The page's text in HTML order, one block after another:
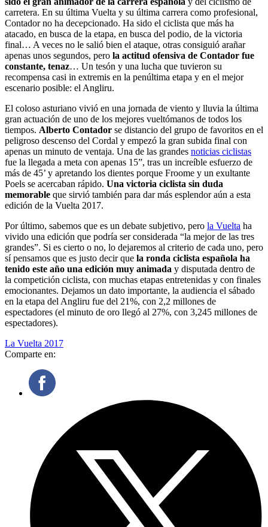
carretera. En su última Vuelta y su última carrera como profesional,
Contador no ha decepcionado. Ha sido el ciclista que más ha
atacado, en busca de la etapa, en busca del podio, de la victoria
final… A veces no le salió bien el ataque, otras consiguió arañar
apenas unos segundos, pero la actitud ofensiva de Contador fue
constante, tenaz… Un tesón y una lucha que tuvieron su
recompensa casi in extremis en la penúltima etapa y en el mejor
escenario posible: el Angliru.
El coloso asturiano vivió en una jornada de viento y lluvia la última
gran actuación de uno de los mejores vueltómanos de todos los
tiempos. Alberto Contador se distancio del grupo de favoritos en el
peligroso descenso del Cordal y empezó la gran subida final con
apenas un minuto de ventaja. Una de las grandes noticias ciclistas
fue la llegada a meta con apenas 15”, tras un increíble esfuerzo de
más de 45’ y apretando los dientes porque Froome y un exultante
Poels se acercaban rápido. Una victoria ciclista sin duda
memorable que sirvió también para dar más esplendor aún a esta
edición de la Vuelta 2017.
Por último, sabemos que es un debate subjetivo, pero la Vuelta ha
vivido una edición que podría ser considerada “la mejor de las tres
grandes”. Si es cierto o no, lo dejaremos al criterio de cada uno, pero
sí pensamos que es justo decir que la ronda ciclista española ha
tenido este año una edición muy animada y disputada dentro de
la competición ciclista, con muchas etapas entretenidas y con finales
emocionantes. Dejamos un dato importante, la audiencia el sábado
en la etapa del Angliru fue del 21%, con 2,2 millones de
espectadores (el minuto de oro llegó al 27%, con 3,245 millones de
espectadores).
La Vuelta 2017
Comparte en: